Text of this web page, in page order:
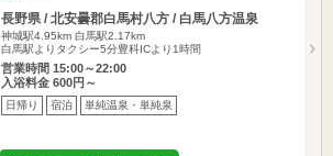
長野県 / 北安曇郡白馬村八方 / 白馬八方温泉
神城駅4.95km 白馬駅2.17km
白馬駅よりタクシー5分豊科ICより1時間
営業時間 15:00～22:00
入浴料金 600円～
日帰り 宿泊 単純温泉・単純泉